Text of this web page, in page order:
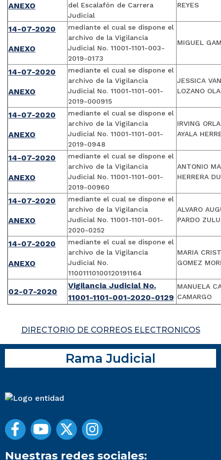
ANEXO
del Escalafón de Carrera
Judicial
REYES
14-07-2020
ANEXO
mediante el cual se dispone el
archivo de la Vigilancia
Judicial No. 11001-1101-003-
2019-0173
MIGUEL
14-07-2020
ANEXO
mediante el cual se dispone el
archivo de la Vigilancia
Judicial No. 11001-1101-001-
2019-000915
JESSICA
LOZANO
14-07-2020
ANEXO
mediante el cual se dispone el
archivo de la Vigilancia
Judicial No. 11001-1101-001-
2019-0948
IRVING
AYALA
14-07-2020
ANEXO
mediante el cual se dispone el
archivo de la Vigilancia
Judicial No. 11001-1101-001-
2019-00960
ANTONIO
HERRERA
14-07-2020
ANEXO
mediante el cual se dispone el
archivo de la Vigilancia
Judicial No. 11001-1101-001-
2020-0252
ALVARO
PARDO
14-07-2020
ANEXO
mediante el cual se dispone el
archivo de la Vigilancia
Judicial No.
11001110100120191164
MARIA
GOMEZ
02-07-2020
Vigilancia Judicial No.
11001-1101-001-2020-0129
MANUELA
CAMARGO
DIRECTORIO DE CORREOS ELECTRONICOS
Rama Judicial
Nuestras redes sociales: